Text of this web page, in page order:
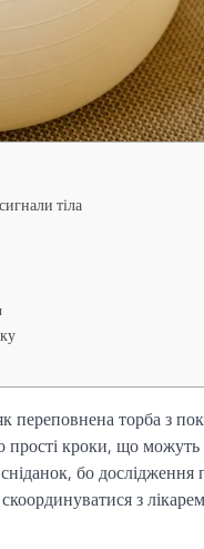
тіла
переповнена торба з
прості кроки, що
бо
з